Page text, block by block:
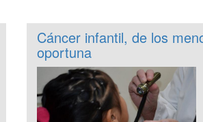
Cáncer infantil, de los
oportuna